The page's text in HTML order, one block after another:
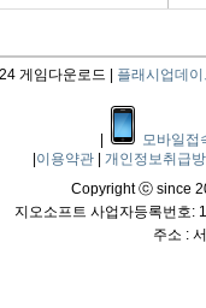
게임다운로드 | 플래시업데이
모바일접
이용약관
개인정보취급
Copyright ⓒ since
지오소프트 사업자등록번호:
주소 :